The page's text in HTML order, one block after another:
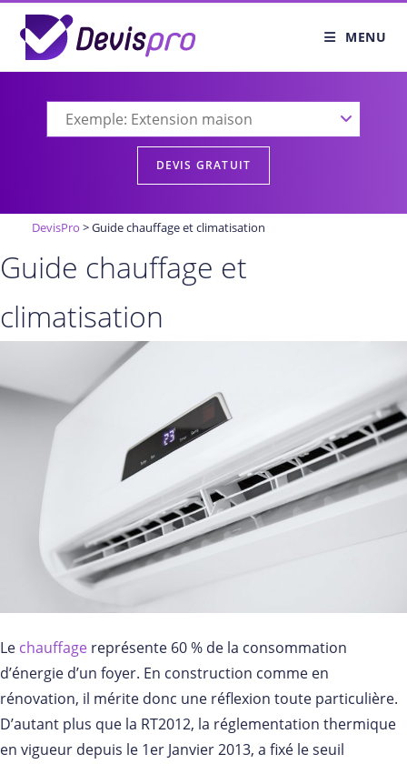
content
MENU
DevisPro >Guide chauffage et climatisation
Guide chauffage et
climatisation
Le chauffage représente 60 % de la consommation
d’énergie d’un foyer. En construction comme en
rénovation, il mérite donc une réflexion toute particulière.
D’autant plus que la RT2012, la réglementation thermique
en vigueur depuis le 1er Janvier 2013, a fixé le seuil